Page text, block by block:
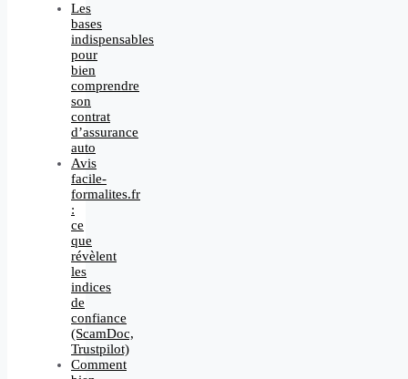
Les
bases
indispensables
pour
bien
comprendre
son
contrat
d’assurance
auto
Avis
facile-
formalites.fr
:
ce
que
révèlent
les
indices
de
confiance
(ScamDoc,
Trustpilot)
Comment